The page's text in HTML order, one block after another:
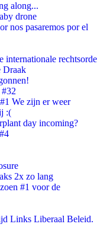
along...
drone
nos pasaremos por el
rechtsorde
Draak
We zijn er weer
:(
day incoming?
2x zo lang
#1 voor de
Links Liberaal Beleid.